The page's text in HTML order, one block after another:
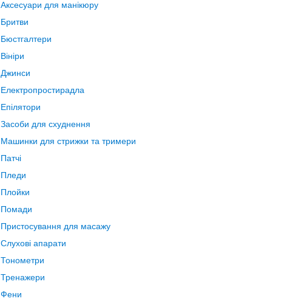
Аксесуари для манікюру
Бритви
Бюстгалтери
Вініри
Джинси
Електропростирадла
Епілятори
Засоби для схуднення
Машинки для стрижки та тримери
Патчі
Пледи
Плойки
Помади
Пристосування для масажу
Слухові апарати
Тонометри
Тренажери
Фени